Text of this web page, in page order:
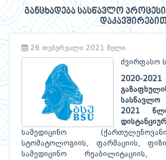
განცხადება სასწავლო
26 თებერვალი 2021 წელი
ძვირფასო
2020-
სასწავლო
2021
სამედიცინო (ქართულენოვანი/
სტომატოლოგიის, ფარმაციის,
სამედიცინო რეაბილიტაციის,